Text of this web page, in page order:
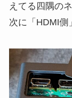
えてる四隅の
次に「HDMI側